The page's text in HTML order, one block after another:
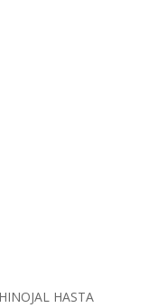
HASTA